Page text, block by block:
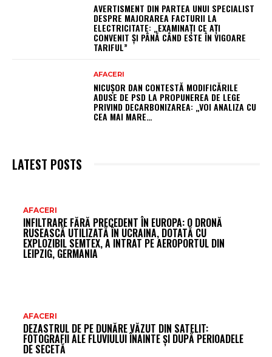
AVERTISMENT DIN PARTEA UNUI SPECIALIST
DESPRE MAJORAREA FACTURII LA
ELECTRICITATE: „EXAMINAȚI CE AȚI
CONVENIT ȘI PÂNĂ CÂND ESTE ÎN VIGOARE
TARIFUL”
AFACERI
NICUȘOR DAN CONTESTĂ MODIFICĂRILE
ADUSE DE PSD LA PROPUNEREA DE LEGE
PRIVIND DECARBONIZAREA: „VOI ANALIZA CU
CEA MAI MARE…
LATEST POSTS
AFACERI
INFILTRARE FĂRĂ PRECEDENT ÎN EUROPA: O DRONĂ
RUSEASCĂ UTILIZATĂ ÎN UCRAINA, DOTATĂ CU
EXPLOZIBIL SEMTEX, A INTRAT PE AEROPORTUL DIN
LEIPZIG, GERMANIA
AFACERI
DEZASTRUL DE PE DUNĂRE VĂZUT DIN SATELIT:
FOTOGRAFII ALE FLUVIULUI ÎNAINTE ȘI DUPĂ PERIOADELE
DE SECETĂ